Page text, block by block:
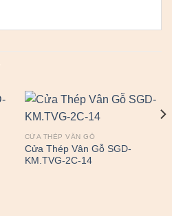
CỬA THÉP VÂN GỖ
Cửa Thép Vân Gỗ SGD-
KM.TVG-2C-14